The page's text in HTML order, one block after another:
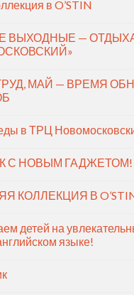
в O’STIN
ВЫХОДНЫЕ —
МАЙ — ВРЕМЯ
в ТРЦ
С НОВЫМ ГАДЖЕТОМ!
КОЛЛЕКЦИЯ В
детей на
языке!